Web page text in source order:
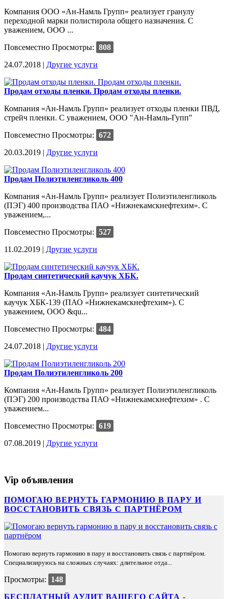
Компания ООО «Ан-Намль Групп» реализует гранулу
переходной марки полистирола общего назначения. C
уважением, ООО ...
Повсеместно Просмотры: 808
24.07.2018 | Другие услуги
Продам отходы пленки. Продам отходы пленки.
Компания «Ан-Намль Групп» реализует отходы пленки ПВД,
стрейч пленки. C уважением, ООО "Ан-Намль-Гупп"
Повсеместно Просмотры: 672
20.03.2019 | Другие услуги
Продам Полиэтиленгликоль 400
Компания «Ан-Намль Групп» реализует Полиэтиленгликоль
(ПЭГ) 400 производства ПАО «Нижнекамскнефтехим». C
уважением,...
Повсеместно Просмотры: 527
11.02.2019 | Другие услуги
Продам синтетический каучук ХБК.
Компания «Ан-Намль Групп» реализует синтетический
каучук ХБК-139 (ПАО «Нижнекамскнефтехим»). C
уважением, ООО &qu...
Повсеместно Просмотры: 484
24.07.2018 | Другие услуги
Продам Полиэтиленгликоль 200
Компания «Ан-Намль Групп» реализует Полиэтиленгликоль
(ПЭГ) 200 производства ПАО «Нижнекамскнефтехим» . C
уважением...
Повсеместно Просмотры: 619
07.08.2019 | Другие услуги
Vip объявления
ПОМОГАЮ ВЕРНУТЬ ГАРМОНИЮ В ПАРУ И
ВОССТАНОВИТЬ СВЯЗЬ С ПАРТНЁРОМ
Помогаю вернуть гармонию в пару и восстановить связь с партнёром.
Специализируюсь на сложных случаях: длительное отда...
Просмотры:
148
БЕСПЛАТНЫЙ АУДИТ ВАШЕГО САЙТА -